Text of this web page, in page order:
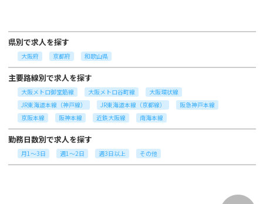
県別で求人を探す
大阪府 京都府 和歌山県
主要路線別で求人を探す
大阪メトロ御堂筋線 大阪メトロ谷町線
大阪環状線
JR東海道本線（神戸線）
JR東海道本線（京都線）
阪急神戸本線
京阪本線
阪神本線 近鉄大阪線 南海本線
勤務日数別で求人を探す
月1～3日 週1～2日 週3日以上 その他